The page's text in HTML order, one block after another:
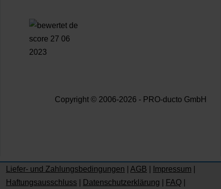
Copyright © 2006-2026 - PRO-ducto GmbH
Liefer- und Zahlungsbedingungen AGB Impressum
Haftungsausschluss
Datenschutzerklärung FAQ